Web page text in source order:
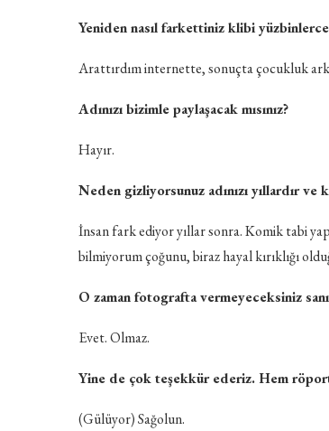
Yeniden nasıl farkettiniz klibi
Arattırdım internette, sonuçta çocukluk
Adınızı bizimle paylaşacak mısınız?
Hayır.
Neden gizliyorsunuz adınızı yıllardır
İnsan fark ediyor yıllar sonra. Komik tabi
bilmiyorum çoğunu, biraz hayal kırıklığı
O zaman fotografta vermeyeceksiniz
Evet. Olmaz.
Yine de çok teşekkür ederiz. Hem
(Gülüyor) Sağolun.